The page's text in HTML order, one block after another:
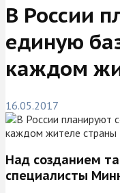
В России
единую
каждом
16.05.2017
Над созданием
специалисты